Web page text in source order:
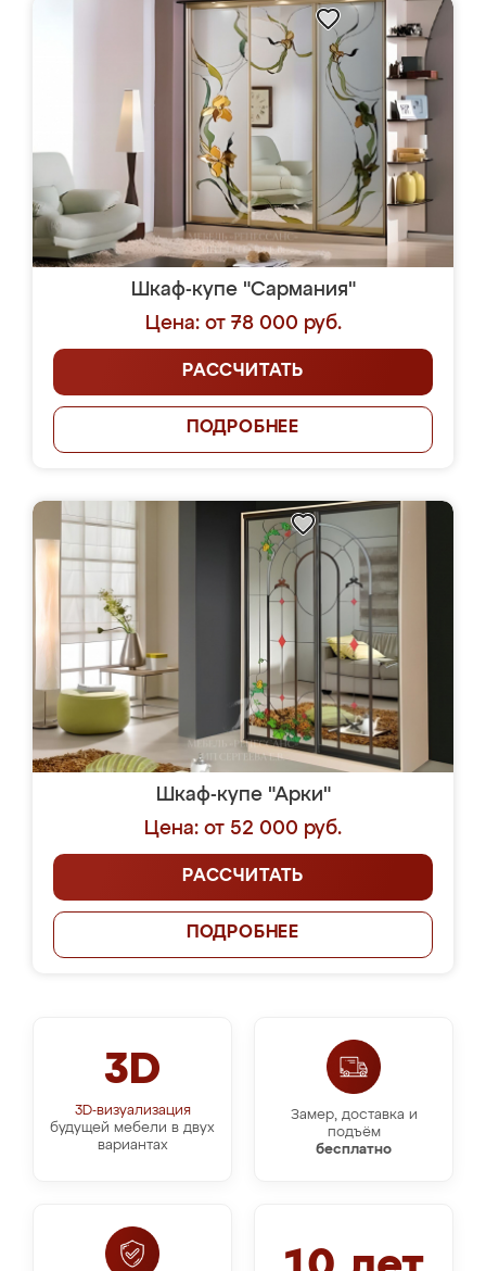
Шкаф-купе "Сармания"
Цена: от 78 000 руб.
РАССЧИТАТЬ
ПОДРОБНЕЕ
Шкаф-купе "Арки"
Цена: от 52 000 руб.
РАССЧИТАТЬ
ПОДРОБНЕЕ
3D
3D-визуализация
будущей мебели в двух
вариантах
Замер, доставка и
подъём
бесплатно